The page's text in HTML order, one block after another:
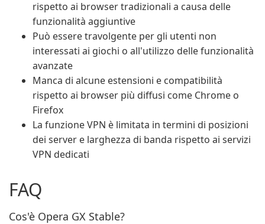
rispetto ai browser tradizionali a causa delle
funzionalità aggiuntive
Può essere travolgente per gli utenti non
interessati ai giochi o all'utilizzo delle funzionalità
avanzate
Manca di alcune estensioni e compatibilità
rispetto ai browser più diffusi come Chrome o
Firefox
La funzione VPN è limitata in termini di posizioni
dei server e larghezza di banda rispetto ai servizi
VPN dedicati
FAQ
Cos'è Opera GX Stable?